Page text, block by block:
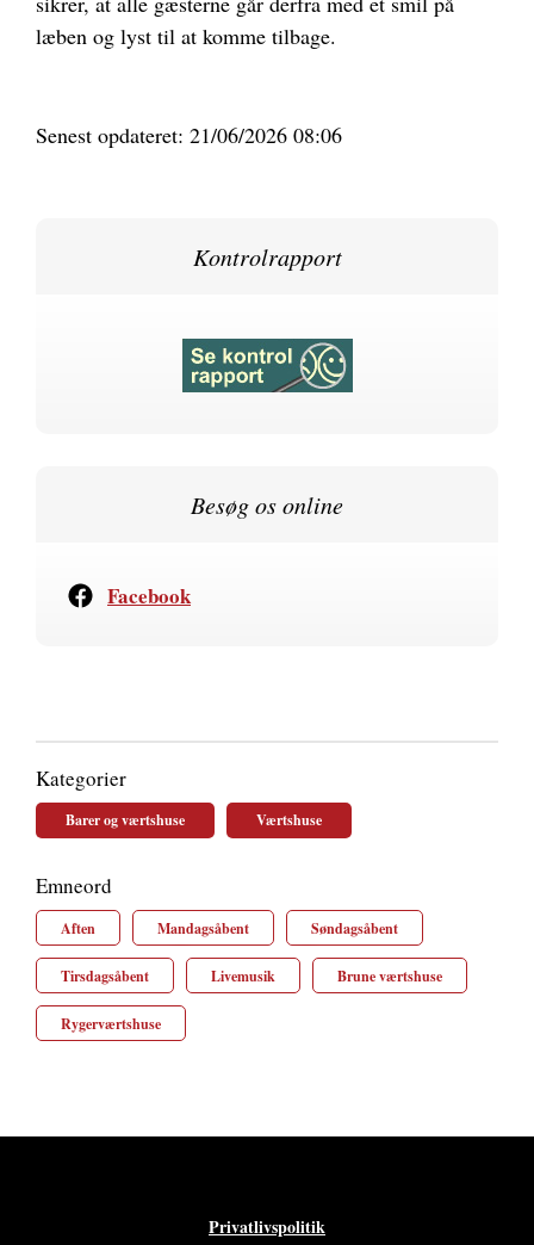
læben og lyst til at komme tilbage.
Senest opdateret: 21/06/2026 08:06
Kontrolrapport
Besøg os online
Facebook
Kategorier
Barer og værtshuse Værtshuse
Emneord
Aften Mandagsåbent Søndagsåbent
Tirsdagsåbent Livemusik Brune værtshuse
Rygerværtshuse
Privatlivspolitik